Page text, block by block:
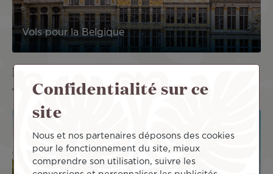
Vols pour la Belgique
Prêt à découvrir nos meilleures offres de
vols et de séjours ?
Image
PROMO
Confidentialité sur ce
site
Nous et nos partenaires déposons des cookies
pour le fonctionnement du site, mieux
comprendre son utilisation, suivre les